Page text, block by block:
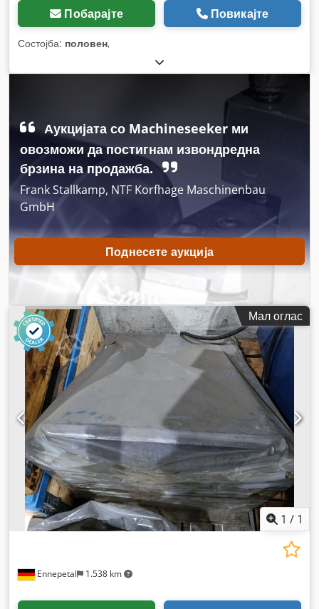
Побарајте Повикајте
Состојба: половен,
Аукцијата со Machineseeker ми
овозможи да постигнам извондредна
брзина на продажба.
Frank Stallkamp, NTF Korfhage Maschinenbau
GmbH
Поднесете аукција
Мал оглас
1 / 1
Ennepetal 1.538 km